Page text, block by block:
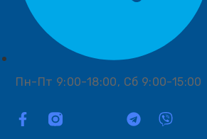
Пн-Пт 9:00-18:00, Сб 9:00-15:00